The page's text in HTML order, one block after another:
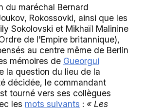
du maréchal Bernard
Rokossovki, ainsi que les
Sokolovski et Mikhaïl Malinine
de l'Empire britannique),
au centre même de Berlin
mémoires de Gueorgui
la question du lieu de la
décidée, le commandant
tourné vers ses collègues
les mots suivants : « Les